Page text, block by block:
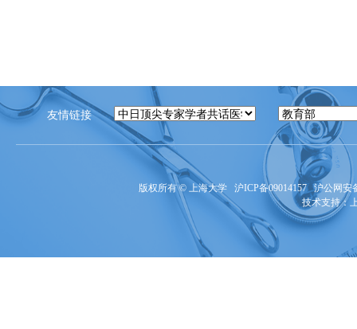
友情链接
版权所有 © 上海大学 沪ICP备09014157 沪公网安
技术支持：